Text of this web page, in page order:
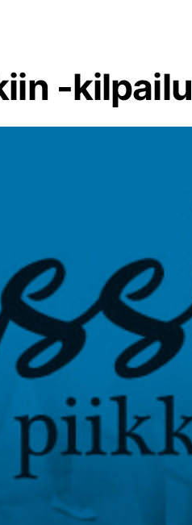
-kilpailu